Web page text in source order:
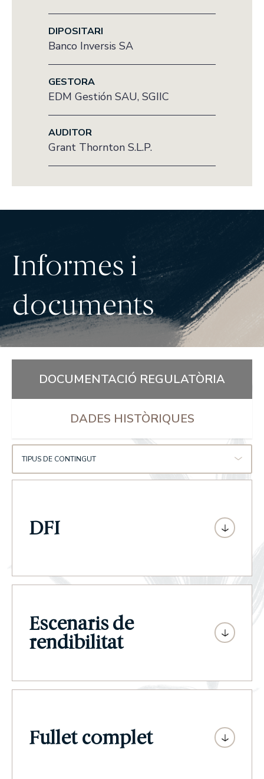
DIPOSITARI
Banco Inversis SA
GESTORA
EDM Gestión SAU, SGIIC
AUDITOR
Grant Thornton S.L.P.
Informes i
documents
DOCUMENTACIÓ REGULATÒRIA
DADES HISTÒRIQUES
TIPUS DE CONTINGUT
DFI
Escenaris de
rendibilitat
Fullet complet